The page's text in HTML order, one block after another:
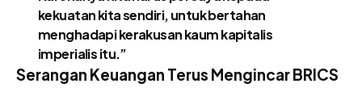
kekuatan kita sendiri, untuk bertahan
menghadapi kerakusan kaum kapitalis
imperialis itu.”
Serangan Keuangan Terus Mengincar BRICS